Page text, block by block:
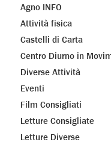
Agno INFO
Attività fisica
Castelli di Carta
Centro Diurno in
Diverse Attività
Eventi
Film Consigliati
Letture Consigliate
Letture Diverse